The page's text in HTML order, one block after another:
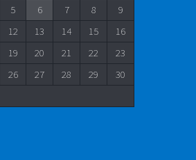
5 6 7 8
9
12 13 14 15
16
19 20 21 22
23
26 27 28 29
30